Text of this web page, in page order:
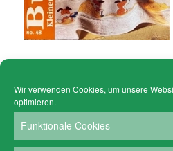
Wir verwenden Cookies, um unsere
optimieren.
Funktionale Cookies
© Copyright - Gruen Stickgalerie -
Cookie policy (EU)
www.gruen-kunstrahmungen.com